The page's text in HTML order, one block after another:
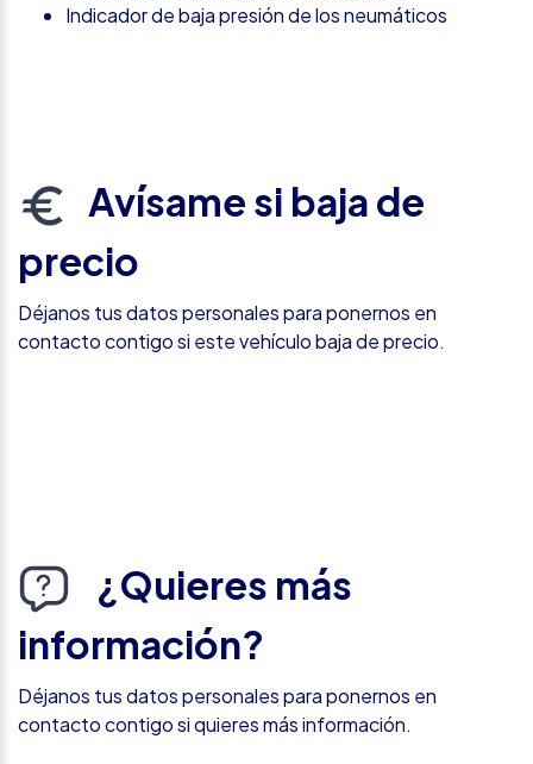
Indicador de baja presión de los neumáticos
Avísame si baja de
precio
Déjanos tus datos personales para ponernos en
contacto contigo si este vehículo baja de precio.
¿Quieres más
información?
Déjanos tus datos personales para ponernos en
contacto contigo si quieres más información.